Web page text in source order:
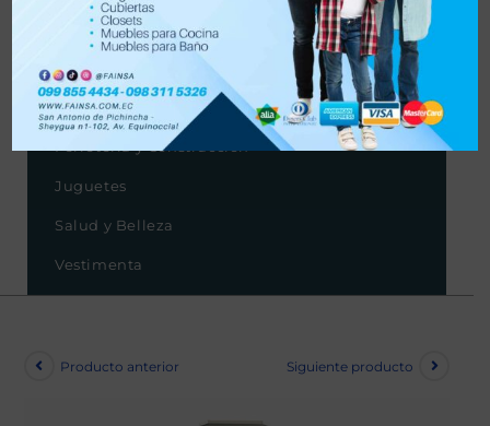
Accesorios para vehículo y moto
Accesorios de hogar
Electrónica
Ferretería y Construcción
Juguetes
Salud y Belleza
Vestimenta
Producto anterior Siguiente producto